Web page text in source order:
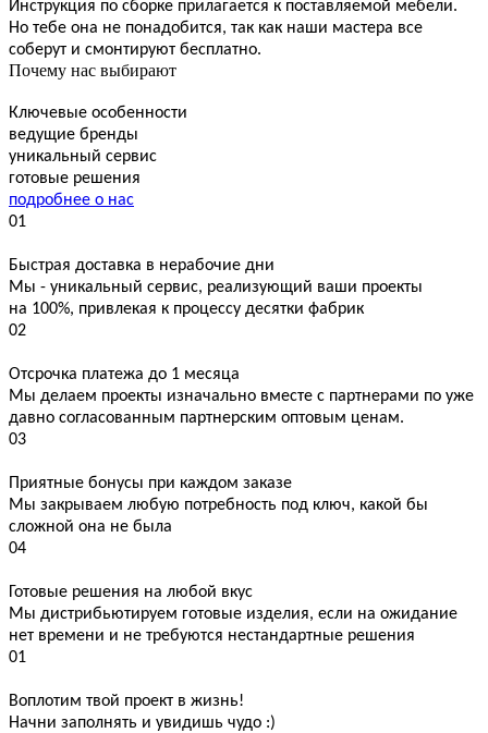
Инструкция по сборке прилагается к поставляемой мебели.
Но тебе она не понадобится, так как наши мастера все
соберут и смонтируют бесплатно.
Почему нас выбирают
Ключевые особенности
ведущие бренды
уникальный сервис
готовые решения
подробнее о нас
01
Быстрая доставка в нерабочие дни
Мы - уникальный сервис, реализующий ваши проекты
на 100%, привлекая к процессу десятки фабрик
02
Отсрочка платежа до 1 месяца
Мы делаем проекты изначально вместе с партнерами по уже
давно согласованным партнерским оптовым ценам.
03
Приятные бонусы при каждом заказе
Мы закрываем любую потребность под ключ, какой бы
сложной она не была
04
Готовые решения на любой вкус
Мы дистрибьютируем готовые изделия, если на ожидание
нет времени и не требуются нестандартные решения
01
Воплотим твой проект в жизнь!
Начни заполнять и увидишь чудо :)